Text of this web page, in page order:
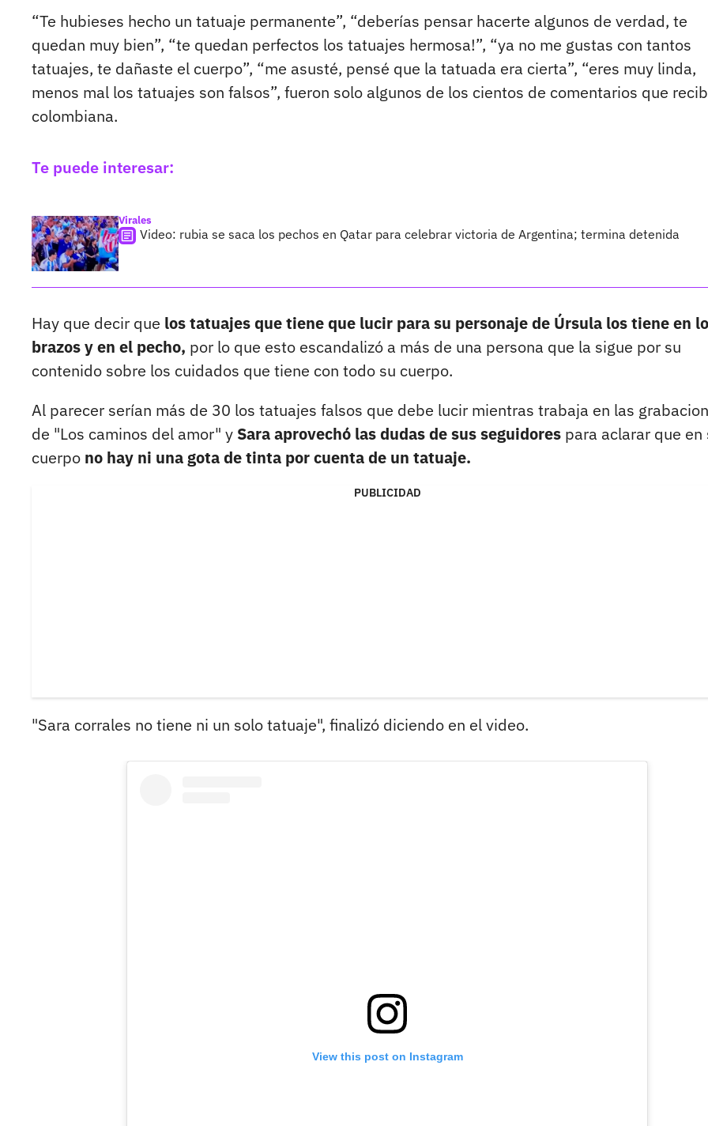
“Te hubieses hecho un tatuaje permanente”, “deberías pensar hacerte algunos de verdad, te
quedan muy bien”, “te quedan perfectos los tatuajes hermosa!”, “ya no me gustas con tantos
tatuajes, te dañaste el cuerpo”, “me asusté, pensé que la tatuada era cierta”, “eres muy linda,
menos mal los tatuajes son falsos”, fueron solo algunos de los cientos de comentarios que
colombiana.
Te puede interesar:
Virales
Video: rubia se saca los pechos en Qatar para celebrar victoria de Argentina; termina detenida
Hay que decir que los tatuajes que tiene que lucir para su personaje de Úrsula los tiene en
brazos y en el pecho, por lo que esto escandalizó a más de una persona que la sigue por su
contenido sobre los cuidados que tiene con todo su cuerpo.
Al parecer serían más de 30 los tatuajes falsos que debe lucir mientras trabaja en las
de "Los caminos del amor" y Sara aprovechó las dudas de sus seguidores para aclarar que en
cuerpo no hay ni una gota de tinta por cuenta de un tatuaje.
PUBLICIDAD
"Sara corrales no tiene ni un solo tatuaje", finalizó diciendo en el video.
View this post on Instagram